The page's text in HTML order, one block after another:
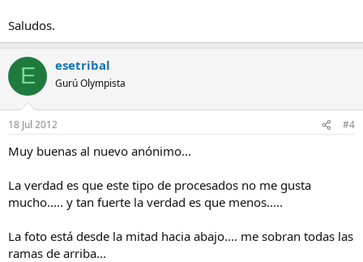
Saludos.
E esetribal
Gurú Olympista
18 Jul 2012 #4
Muy buenas al nuevo anónimo...
La verdad es que este tipo de procesados no me gusta
mucho..... y tan fuerte la verdad es que menos.....
La foto está desde la mitad hacia abajo.... me sobran todas las
ramas de arriba...